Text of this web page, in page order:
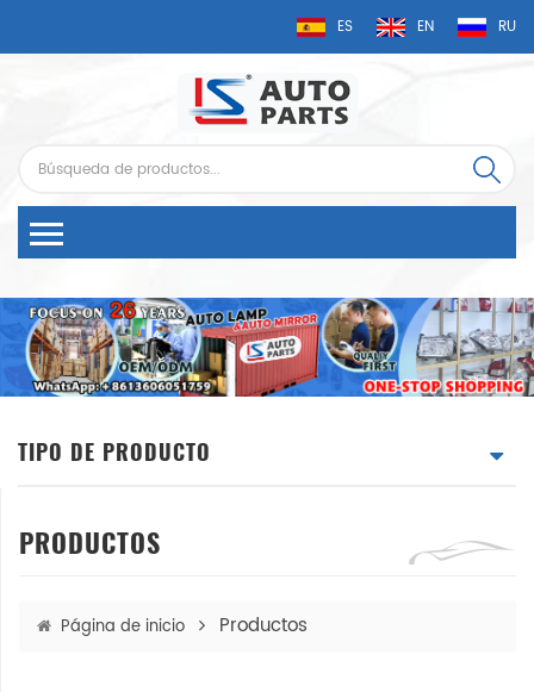
ES EN RU
TIPO DE PRODUCTO
PRODUCTOS
Página de inicio Productos